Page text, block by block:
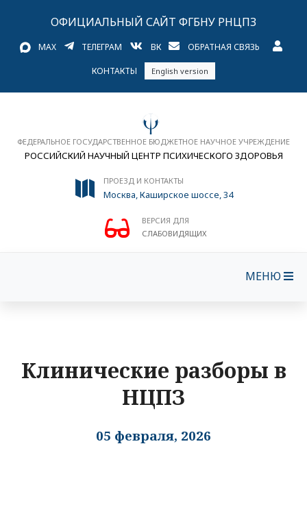
ОФИЦИАЛЬНЫЙ САЙТ ФГБНУ РНЦПЗ
MAX ТЕЛЕГРАМ ВК ОБРАТНАЯ СВЯЗЬ
КОНТАКТЫ English version
ФЕДЕРАЛЬНОЕ ГОСУДАРСТВЕННОЕ БЮДЖЕТНОЕ НАУЧНОЕ УЧРЕЖДЕНИЕ
РОССИЙСКИЙ НАУЧНЫЙ ЦЕНТР ПСИХИЧЕСКОГО ЗДОРОВЬЯ
ПРОЕЗД И КОНТАКТЫ
Москва, Каширское шоссе, 34
ВЕРСИЯ ДЛЯ
СЛАБОВИДЯЩИХ
МЕНЮ
Клинические разборы в
НЦПЗ
05 февраля, 2026